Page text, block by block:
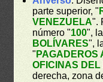
parte superior, "
VENEZUELA".
número "100",
BOLÍVARES",
" PAGADEROS
OFICINAS
derecha, zona